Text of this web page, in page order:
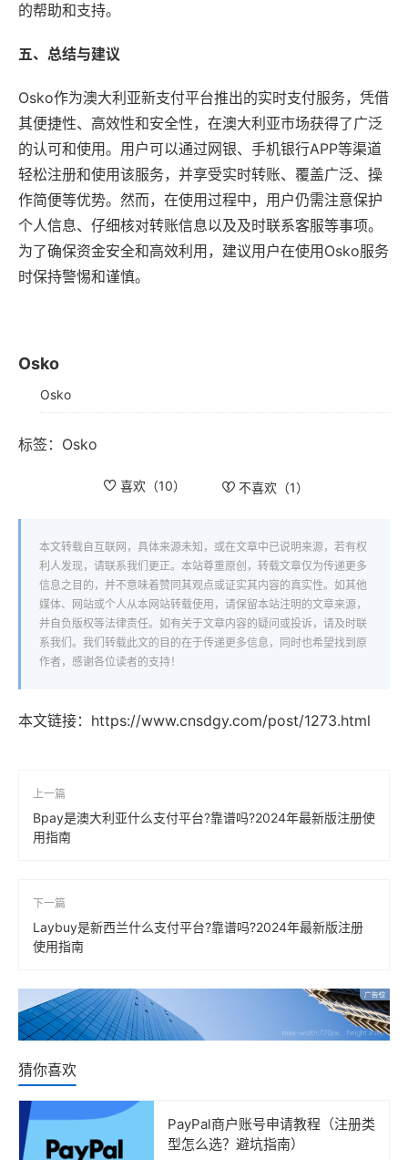
的帮助和支持。
五、总结与建议
Osko作为澳大利亚新支付平台推出的实时支付服务，凭借
其便捷性、高效性和安全性，在澳大利亚市场获得了广泛
的认可和使用。用户可以通过网银、手机银行APP等渠道
轻松注册和使用该服务，并享受实时转账、覆盖广泛、操
作简便等优势。然而，在使用过程中，用户仍需注意保护
个人信息、仔细核对转账信息以及及时联系客服等事项。
为了确保资金安全和高效利用，建议用户在使用Osko服务
时保持警惕和谨慎。
Osko
Osko
标签： Osko
喜欢（10） 不喜欢（1）
本文转载自互联网，具体来源未知，或在文章中已说明来源，若有权
利人发现，请联系我们更正。本站尊重原创，转载文章仅为传递更多
信息之目的，并不意味着赞同其观点或证实其内容的真实性。如其他
媒体、网站或个人从本网站转载使用，请保留本站注明的文章来源，
并自负版权等法律责任。如有关于文章内容的疑问或投诉，请及时联
系我们。我们转载此文的目的在于传递更多信息，同时也希望找到原
作者，感谢各位读者的支持！
本文链接： https://www.cnsdgy.com/post/1273.html
上一篇
Bpay是澳大利亚什么支付平台?靠谱吗?2024年最新版注册使
用指南
下一篇
Laybuy是新西兰什么支付平台?靠谱吗?2024年最新版注册
使用指南
猜你喜欢
PayPal商户账号申请教程（注册类
型怎么选？避坑指南）